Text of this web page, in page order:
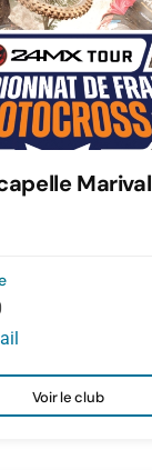
Marival
Voir le club